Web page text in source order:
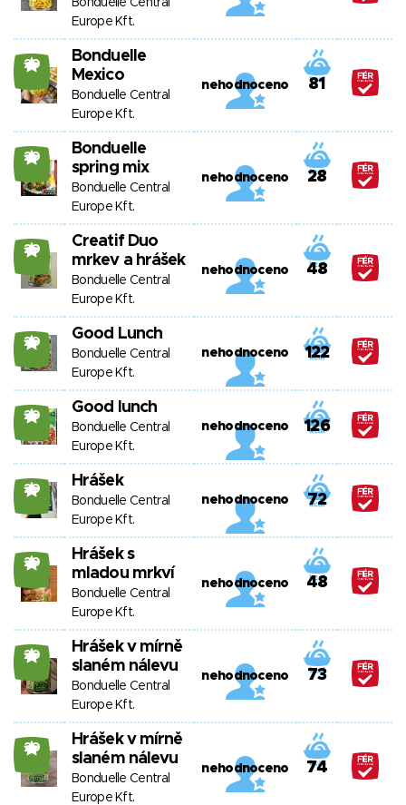
Bonduelle Central
Europe Kft.
20
Bonduelle
Mexico
Bonduelle Central
Europe Kft.
nehodnoceno 81
20
Bonduelle
spring mix
Bonduelle Central
Europe Kft.
nehodnoceno 28
20
Creatif Duo
mrkev a hrášek
Bonduelle Central
Europe Kft.
nehodnoceno 48
20 Good Lunch
Bonduelle Central
Europe Kft.
nehodnoceno 122
20 Good lunch
Bonduelle Central
Europe Kft.
nehodnoceno 126
20 Hrášek
Bonduelle Central
Europe Kft.
nehodnoceno 72
20
Hrášek s
mladou mrkví
Bonduelle Central
Europe Kft.
nehodnoceno 48
20
Hrášek v mírně
slaném nálevu
Bonduelle Central
Europe Kft.
nehodnoceno 73
20
Hrášek v mírně
slaném nálevu
Bonduelle Central
Europe Kft.
nehodnoceno 74